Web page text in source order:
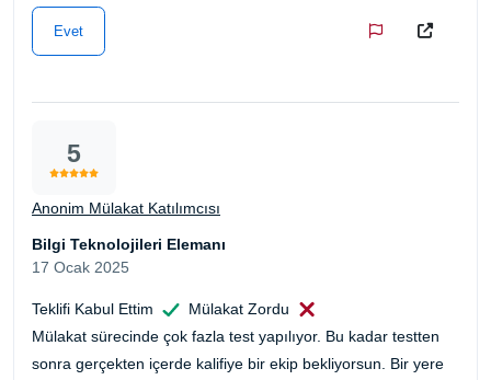
Evet
5
Anonim Mülakat Katılımcısı
Bilgi Teknolojileri Elemanı
17 Ocak 2025
Teklifi Kabul Ettim
Mülakat Zordu
Mülakat sürecinde çok fazla test yapılıyor. Bu kadar testten
sonra gerçekten içerde kalifiye bir ekip bekliyorsun. Bir yere